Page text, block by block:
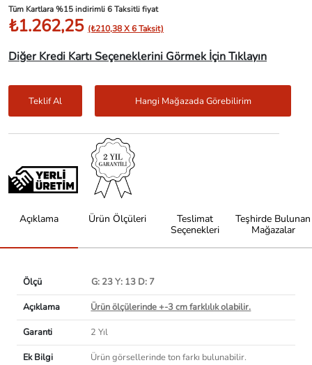
Tüm Kartlara %15 indirimli 6 Taksitli fiyat
₺1.262,25 (₺210,38 X 6 Taksit)
Diğer Kredi Kartı Seçeneklerini Görmek İçin Tıklayın
Teklif Al Hangi Mağazada Görebilirim
Açıklama Ürün Ölçüleri
Teslimat
Seçenekleri
Teşhirde Bulunan
Mağazalar
Ölçü
G: 23 Y: 13 D: 7
Açıklama
Ürün ölçülerinde +-3 cm farklılık olabilir.
Garanti
2 Yıl
Ek Bilgi
Ürün görsellerinde ton farkı bulunabilir.